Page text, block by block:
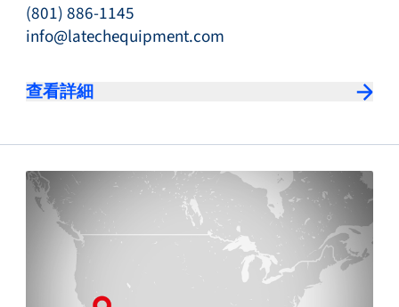
(801) 886-1145
info@latechequipment.com
查看詳細